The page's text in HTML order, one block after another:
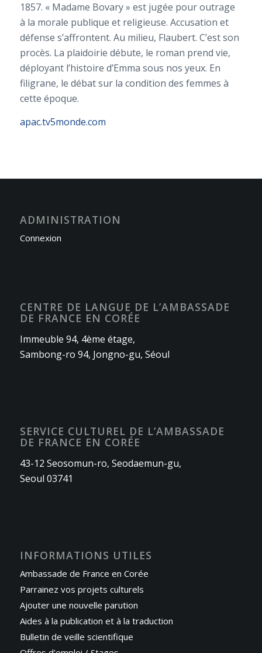
1857. « Madame Bovary » est jugée pour outrage
à la morale publique et religieuse. Accusation et
défense s’affrontent. Au milieu, Flaubert. C’est son
procès. La plaidoirie débute, le roman prend vie,
déployant l’histoire d’Emma sous nos yeux. En
filigrane, le débat sur la condition des femmes à
cette époque.
apac.tv5monde.com
ADMINISTRATION
Connexion
CENTRE DE LANGUE DE L’AMBASSADE
DE FRANCE EN CORÉE
Immeuble 94, 4ème étage,
Sambong-ro 94, Jongno-gu, Séoul
SERVICE CULTUREL DE L’AMBASSADE
DE FRANCE EN CORÉE
43-12 Seosomun-ro, Seodaemun-gu,
Seoul 03741
INFORMATIONS UTILES
Ambassade de France en Corée
Parrainez vos projets culturels
Ajouter une nouvelle parution
Aides à la publication et à la traduction
Bulletin de veille scientifique